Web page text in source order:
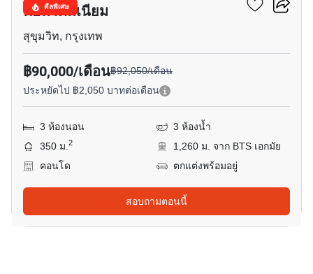
ดีลพิเศษ
คอนโดมิเนียม
สุขุมวิท, กรุงเทพ
฿90,000/เดือน฿92,050/เดือน
ประหยัดไป ฿2,050 บาทต่อเดือน
3 ห้องนอน
3 ห้องน้ำ
350 ม.2
1,260 ม. จาก BTS เอกมัย
คอนโด
ตกแต่งพร้อมอยู่
สอบถามตอนนี้